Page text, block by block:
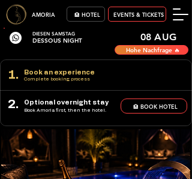
AMORIA 🏨 HOTEL EVENTS & TICKETS
DIESEN SAMSTAG
DESSOUS NIGHT 08 AUG
Hohe Nachfrage 🔥
1. Book an experience
Complete booking process
2. Optional overnight stay
Book Amoria first, then the hotel.
🏨 BOOK HOTEL